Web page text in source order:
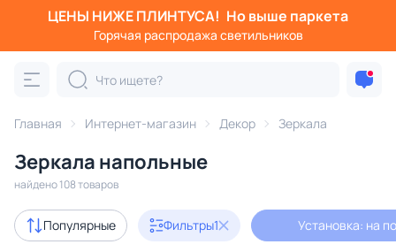
ЦЕНЫ НИЖЕ ПЛИНТУСА! Но выше паркета
Горячая распродажа светильников
Главная Интернет-магазин Декор Зеркала
Зеркала напольные
найдено 108 товаров
Популярные Фильтры1 Установка: на
Фильтры
Категория:
в раме напольные зеркальные панно
Акции 3